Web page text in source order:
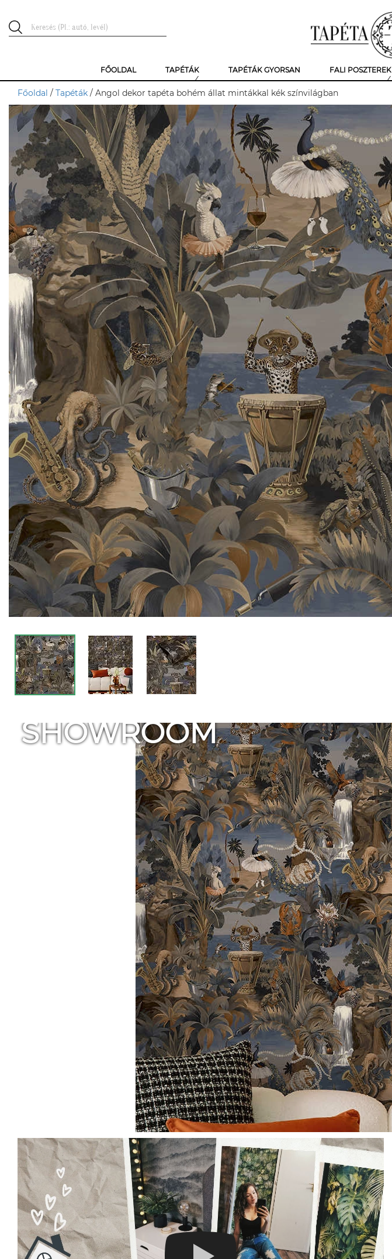
FŐOLDAL TAPÉTÁK TAPÉTÁK GYORSAN FALI POSZTEREK
Főoldal / Tapéták / Angol dekor tapéta bohém állat mintákkal kék színvilágban
SHOWROOM